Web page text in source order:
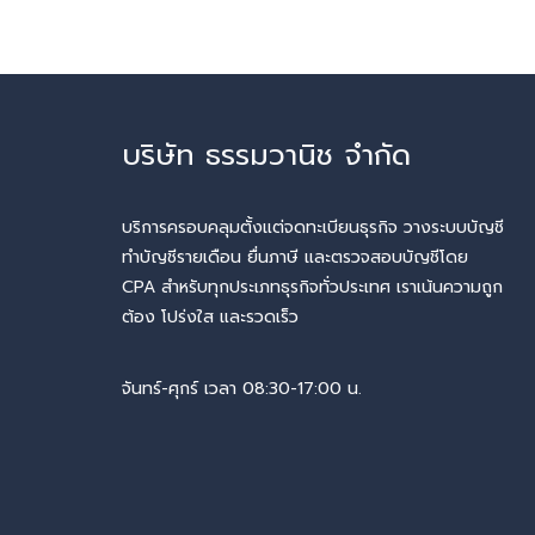
บริษัท ธรรมวานิช จำกัด
บริการครอบคลุมตั้งแต่จดทะเบียนธุรกิจ วางระบบบัญชี
ทำบัญชีรายเดือน ยื่นภาษี และตรวจสอบบัญชีโดย
CPA สำหรับทุกประเภทธุรกิจทั่วประเทศ เราเน้นความถูก
ต้อง โปร่งใส และรวดเร็ว
จันทร์-ศุกร์ เวลา 08:30-17:00 น.